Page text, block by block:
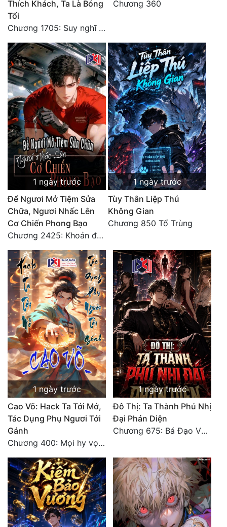
Thích Khách, Ta Là Bóng
Tối
Chương 1705: Suy nghĩ sinh tồn của Vô Danh Tuyết!
Chương 360
1 ngày trước
Để Ngươi Mở Tiệm Sửa
Chữa, Ngươi Nhấc Lên
Cơ Chiến Phong Bạo
Chương 2425: Khoản đầu tư của Tượng Chủ!! Nỗi nghi hoặc của Tô Bạch!
1 ngày trước
Tùy Thân Liệp Thú
Không Gian
Chương 850 Tổ Trùng
1 ngày trước
Cao Võ: Hack Ta Tới Mở,
Tác Dụng Phụ Ngươi Tới
Gánh
Chương 400: Mọi hy vọng đặt trên Tô Mặc!
1 ngày trước
Đô Thị: Ta Thành Phú Nhị
Đại Phản Diện
Chương 675: Bá Đạo Vương Gia